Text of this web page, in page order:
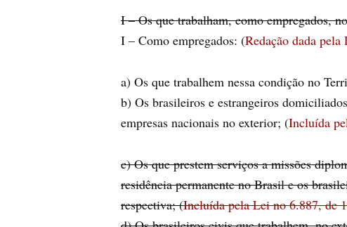
I – Os que trabalham, como empregados,
I – Como empregados: (Redação dada
a) Os que trabalhem nessa condição no
b) Os brasileiros e estrangeiros
empresas nacionais no exterior; (Incluída
c) Os que prestem serviços a missões
residência permanente no Brasil e os
respectiva; (Incluída pela Lei no 6.887, de